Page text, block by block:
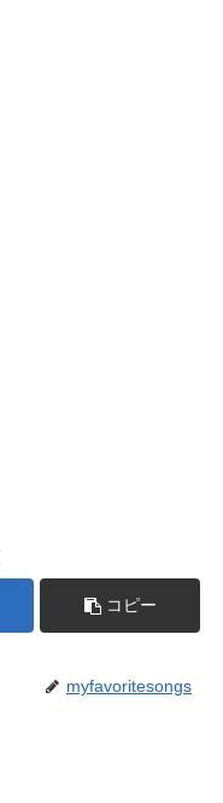
コピー
myfavoritesongs